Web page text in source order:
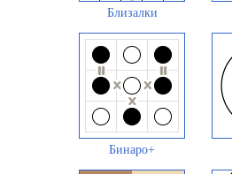
Близалки
Бинаро+